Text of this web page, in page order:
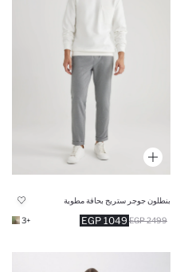
بنطلون جوجر ستريج بحافة مطوية
1049 EGP 2499 EGP
+3